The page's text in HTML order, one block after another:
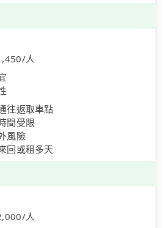
人
往返取車點
間受限
風險
回或租多天
人